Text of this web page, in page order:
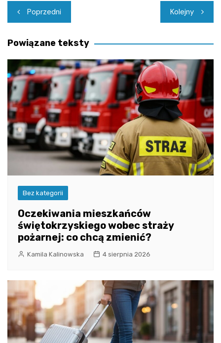
Nawigacja
wpisu
Poprzedni Kolejny
Powiązane teksty
Bez kategorii
Oczekiwania mieszkańców
świętokrzyskiego wobec straży
pożarnej: co chcą zmienić?
Kamila Kalinowska 4 sierpnia 2026